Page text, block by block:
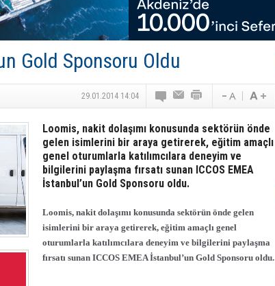
Yönetimini Dijitalleştiriyor
in June, Up 8.5%
ile Güçlendirdi
Saadia Zahidi Getirildi. IATA Tarihinde İlk
Zahidi as Director General
Ankara ile Hizmet Ağını Güçlendirdi
Gold Sponsoru Oldu
29.01.2014 14:04
Loomis, nakit dolaşımı konusunda sektörün önde
gelen isimlerini bir araya getirerek, eğitim amaçlı
genel oturumlarla katılımcılara deneyim ve
bilgilerini paylaşma fırsatı sunan ICCOS EMEA
İstanbul’un Gold Sponsoru oldu.
Loomis, nakit dolaşımı konusunda sektörün önde gelen
isimlerini bir araya getirerek, eğitim amaçlı genel
oturumlarla katılımcılara deneyim ve bilgilerini paylaşma
fırsatı sunan ICCOS EMEA İstanbul’un Gold Sponsoru oldu.